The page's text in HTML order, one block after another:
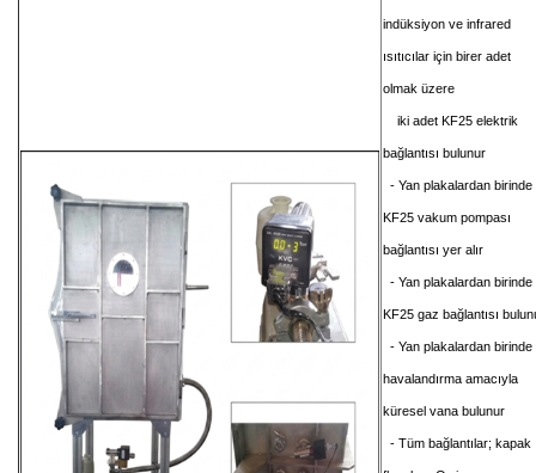
indüksiyon ve infrared
ısıtıcılar için birer adet
olmak üzere
iki adet KF25 elektrik
bağlantısı bulunur
- Yan plakalardan birinde
KF25 vakum pompası
bağlantısı yer alır
- Yan plakalardan birinde
KF25 gaz bağlantısı
- Yan plakalardan birinde
havalandırma amacıyla
küresel vana bulunur
- Tüm bağlantılar; kapak